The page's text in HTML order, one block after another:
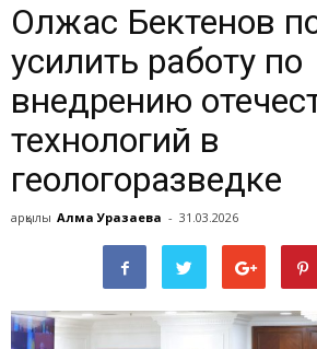
Олжас Бектенов
усилить работу по
внедрению
технологий в
геологоразведке
арқылы Алма Уразаева - 31.03.2026